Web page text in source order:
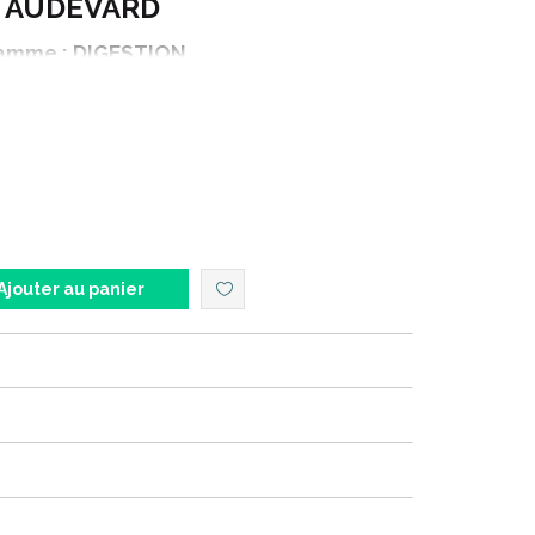
AUDEVARD
: DIGESTION
ACT ULTRA GRANULES
: 5 kg
un système digestif sensible et facilement
et conserver ses performances, vous pouvez
pour les intestins, le caecum mais aussi pour
votre cheval en bon état.
au panier